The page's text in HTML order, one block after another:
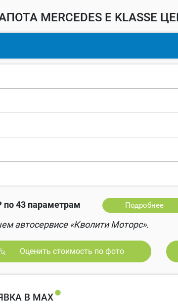
MERCEDES E KLASSE
43 параметрам Подробнее
автосервисе «Кволити Моторс».
Оценить стоимость по фото
В MAX